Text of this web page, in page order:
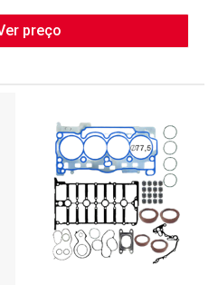
preço